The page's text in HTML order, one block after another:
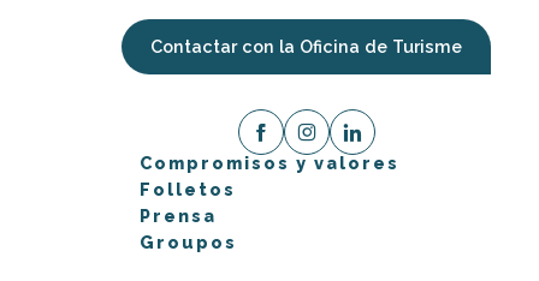
Contactar con la Oficina de Turisme
Compromisos y valores
Folletos
Prensa
Groupos